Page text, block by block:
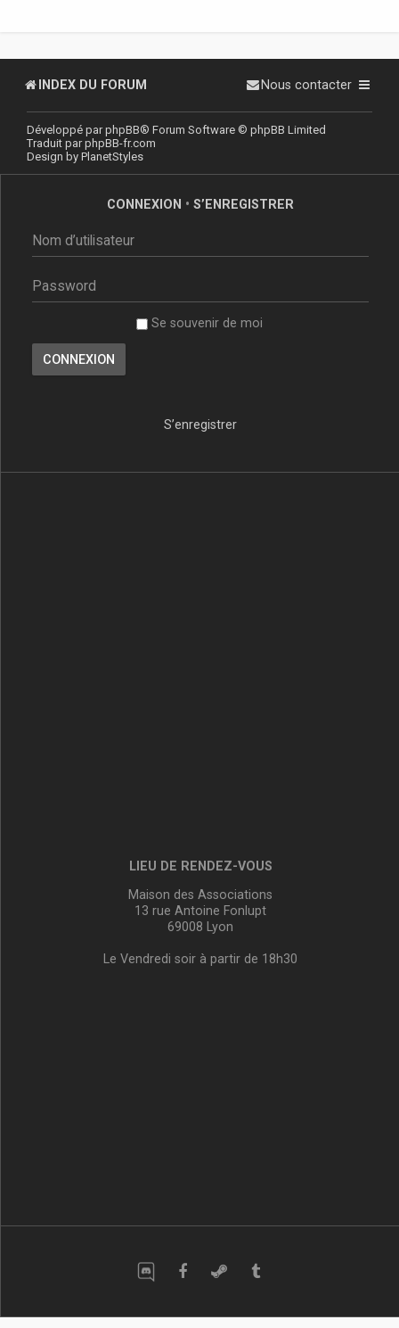
INDEX DU FORUM Nous contacter
Développé parphpBB® Forum Software © phpBB Limited
Traduit parphpBB-fr.com
Design by PlanetStyles
CONNEXION • S’ENREGISTRER
Se souvenir de moi
S’enregistrer
LIEU DE RENDEZ-VOUS
Maison des Associations
13 rue Antoine Fonlupt
69008 Lyon
Le Vendredi soir à partir de 18h30